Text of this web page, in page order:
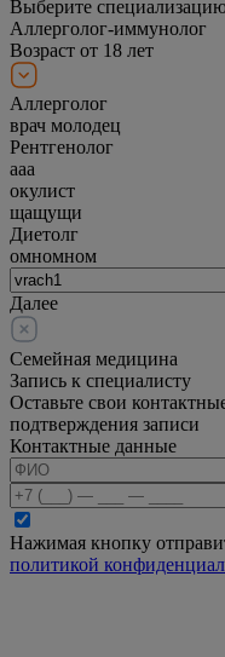
Выберите
Аллерголог-иммунолог
Возраст от 18 лет
Аллерголог
врач молодец
Рентгенолог
ааа
окулист
щащущи
Диетолг
омномном
Далее
Семейная медицина
Запись к специалисту
Оставьте свои
подтверждения записи
Контактные данные
Нажимая кнопку
политикой